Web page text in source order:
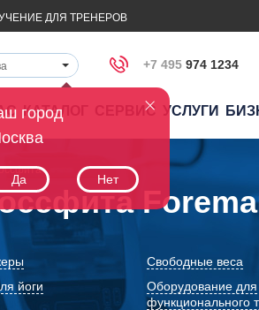
ДЛЯ ТРЕНЕРОВ
город
Да Нет
+7 495 974 1234
КАТАЛОГ СЕРВИС УСЛУГИ
Свободные веса
йоги
Оборудование для
функционального